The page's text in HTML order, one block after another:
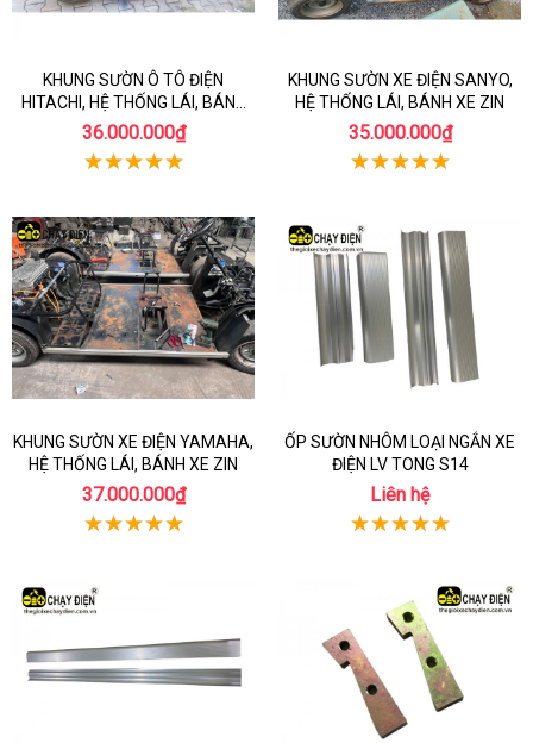
KHUNG SƯỜN Ô TÔ ĐIỆN
HITACHI, HỆ THỐNG LÁI, BÁNH
XE ZIN
36.000.000₫
KHUNG SƯỜN XE ĐIỆN SANYO,
HỆ THỐNG LÁI, BÁNH XE ZIN
35.000.000₫
KHUNG SƯỜN XE ĐIỆN YAMAHA,
HỆ THỐNG LÁI, BÁNH XE ZIN
37.000.000₫
ỐP SƯỜN NHÔM LOẠI NGẮN XE
ĐIỆN LV TONG S14
Liên hệ